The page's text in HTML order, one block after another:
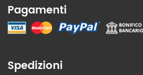
Pagamenti
Spedizioni